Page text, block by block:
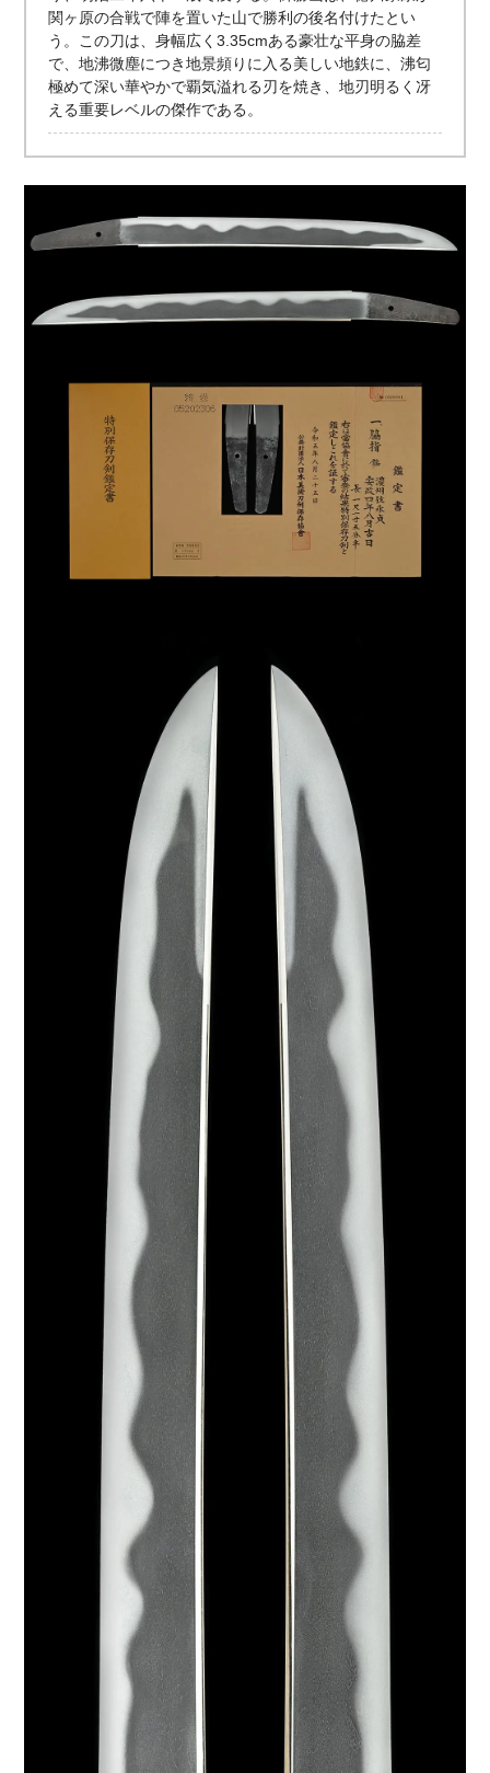
関ヶ原の合戦で陣を置いた山で勝利の後名付けたとい
う。この刀は、身幅広く3.35cmある豪壮な平身の脇差
で、地沸微塵につき地景頻りに入る美しい地鉄に、沸匂
極めて深い華やかで覇気溢れる刃を焼き、地刃明るく冴
える重要レベルの傑作である。